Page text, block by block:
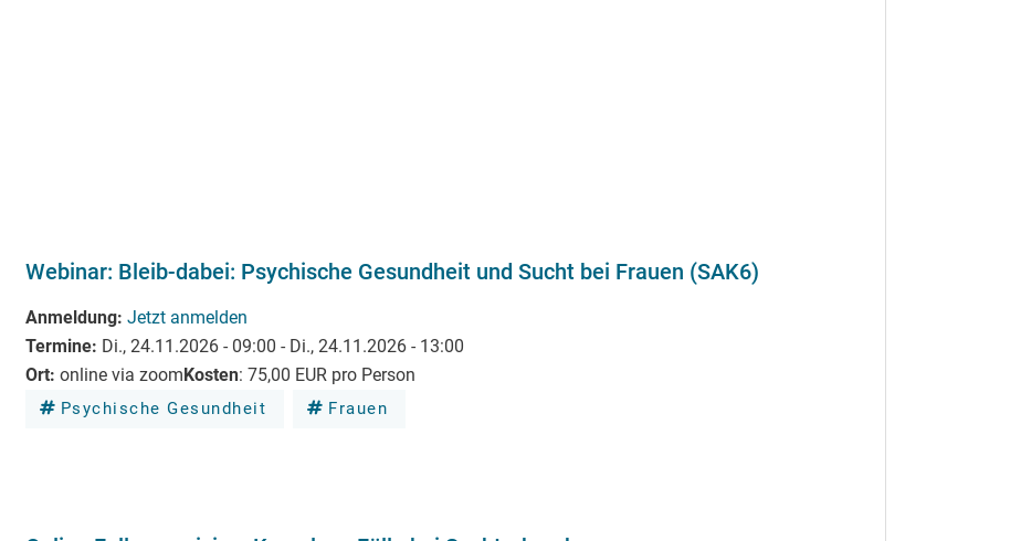
Webinar: Bleib-dabei: Psychische Gesundheit und Sucht bei Frauen (SAK6)
Anmeldung Jetzt anmelden
Termine Di., 24.11.2026 - 09:00 - Di., 24.11.2026 - 13:00
Ort online via zoomKosten: 75,00 EUR pro Person
Psychische Gesundheit Frauen